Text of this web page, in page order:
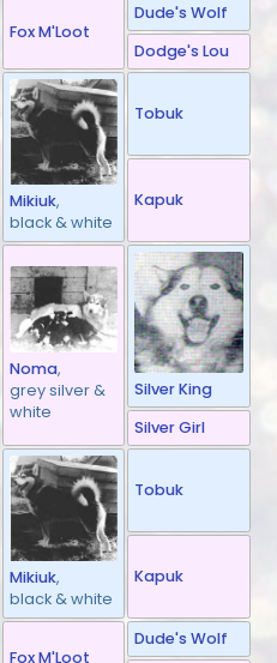
Fox M'Loot
Dude's Wolf
Dodge's Lou
Mikiuk,
black & white
Tobuk
Kapuk
Noma,
grey silver &
white
Silver King
Silver Girl
Mikiuk,
black & white
Tobuk
Kapuk
Fox M'Loot
Dude's Wolf